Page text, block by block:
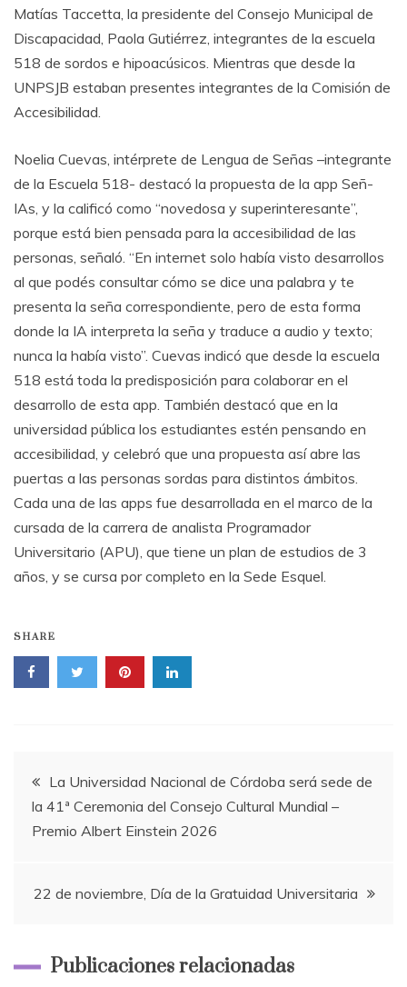
Matías Taccetta, la presidente del Consejo Municipal de
Discapacidad, Paola Gutiérrez, integrantes de la escuela
518 de sordos e hipoacúsicos. Mientras que desde la
UNPSJB estaban presentes integrantes de la Comisión de
Accesibilidad.
Noelia Cuevas, intérprete de Lengua de Señas –integrante
de la Escuela 518- destacó la propuesta de la app Señ-
IAs, y la calificó como “novedosa y superinteresante”,
porque está bien pensada para la accesibilidad de las
personas, señaló. “En internet solo había visto desarrollos
al que podés consultar cómo se dice una palabra y te
presenta la seña correspondiente, pero de esta forma
donde la IA interpreta la seña y traduce a audio y texto;
nunca la había visto”. Cuevas indicó que desde la escuela
518 está toda la predisposición para colaborar en el
desarrollo de esta app. También destacó que en la
universidad pública los estudiantes estén pensando en
accesibilidad, y celebró que una propuesta así abre las
puertas a las personas sordas para distintos ámbitos.
Cada una de las apps fue desarrollada en el marco de la
cursada de la carrera de analista Programador
Universitario (APU), que tiene un plan de estudios de 3
años, y se cursa por completo en la Sede Esquel.
SHARE
Navegación
de
La Universidad Nacional de Córdoba será sede de
la 41ª Ceremonia del Consejo Cultural Mundial –
Premio Albert Einstein 2026
22 de noviembre, Día de la Gratuidad Universitaria
Publicaciones relacionadas